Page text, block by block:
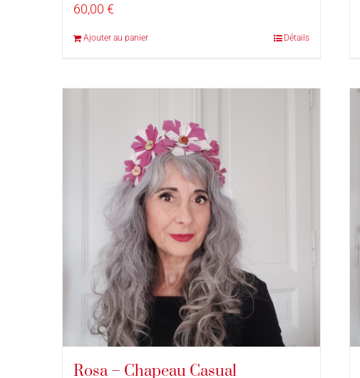
60,00 €
Ajouter au panier Détails
Rosa – Chapeau Casual